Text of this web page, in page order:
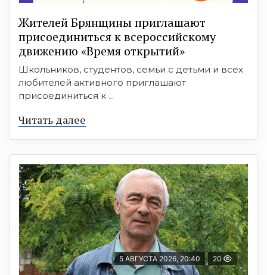
Жителей Брянщины приглашают
присоединиться к всероссийскому
движению «Время открытий»
Школьников, студентов, семьи с детьми и всех
любителей активного приглашают
присоединиться к ...
Читать далее
5 АВГУСТА 2026, 20:40 20